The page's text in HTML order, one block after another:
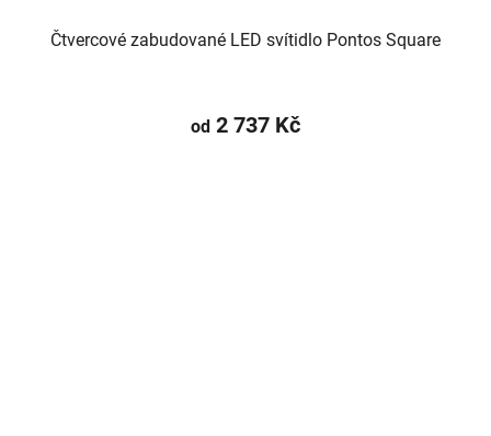
Čtvercové zabudované LED svítidlo Pontos Square
od 2 737 Kč